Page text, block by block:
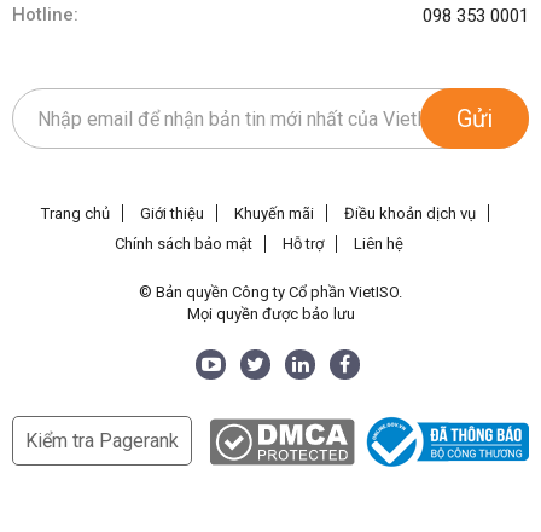
Hotline: 098 353 0001
Gửi
Trang chủ Giới thiệu Khuyến mãi
Điều khoản dịch vụ
Chính sách bảo mật
Hỗ trợ Liên hệ
© Bản quyền Công ty Cổ phần VietISO.
Mọi quyền được bảo lưu
Kiểm tra Pagerank